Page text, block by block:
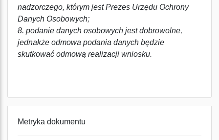
nadzorczego, którym jest Prezes Urzędu Ochrony
Danych Osobowych;
8. podanie danych osobowych jest dobrowolne,
jednakże odmowa podania danych będzie
skutkować odmową realizacji wniosku.
Metryka dokumentu